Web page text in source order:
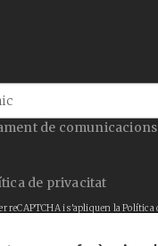
de comunicacions
de privacitat
reCAPTCHA i s'apliquen laPolítica